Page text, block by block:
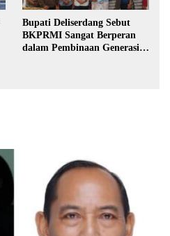
Bupati Deliserdang Sebut
BKPRMI Sangat Berperan
dalam Pembinaan Generasi